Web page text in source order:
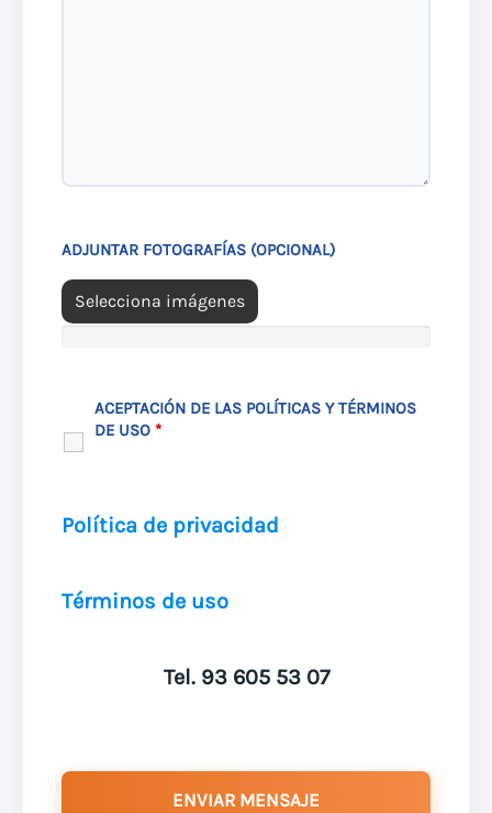
ADJUNTAR FOTOGRAFÍAS (OPCIONAL)
Selecciona imágenes
ACEPTACIÓN DE LAS POLÍTICAS Y TÉRMINOS
DE USO *
Política de privacidad
Términos de uso
Tel. 93 605 53 07